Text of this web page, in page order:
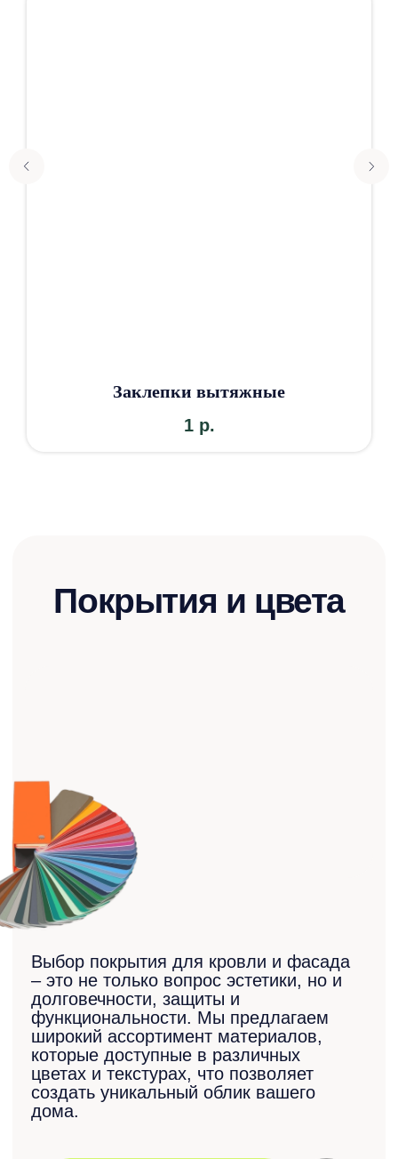
Заклепки вытяжные
1 р.
Инструкция по обращению
с профилированными
изделиями
Инструкция по
монтажу забора
жалюзи «Классик»
Инструкция по монтажу
забора жалюзи «Модерн»
Инструкция по монтажу